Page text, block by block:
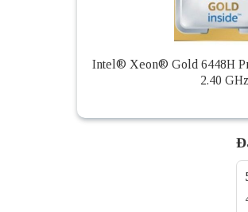
Intel® Xeon® Gold 6448H
2.40 GHz